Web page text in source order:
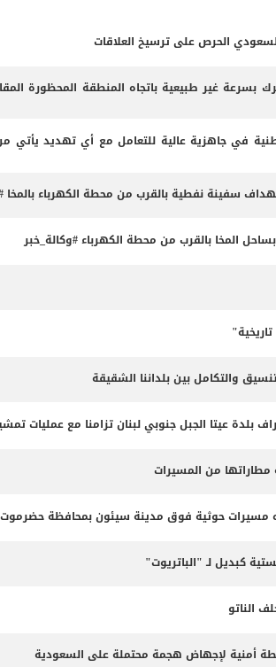
الحرص على ترسيخ العلاقات
بسرعة غير طبيعية باتجاه المنطقة المحظورة
في جاهزية عالية للتعامل مع أي تهديد يأتي
سفينة نفطية بالقرب من محطة الكهرباء بالمخا
المخا بالقرب من محطة الكهرباء #وكالة_خبر
والتكامل بين بلداننا الشقيقة
بلدة عيتا الجبل جنوبي لبنان تزامنا مع عمليات
مطاراتها من المسيرات
مسيرات حوثية فوق مدينة سيئون بمحافظة حضرموت
كبديل لـ "الباتريوت"
الناتو
أمنية لإجهاض هجمة محتملة على السعودية